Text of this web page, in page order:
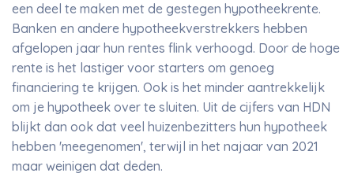
een deel te maken met de gestegen hypotheekrente.
Banken en andere hypotheekverstrekkers hebben
afgelopen jaar hun rentes flink verhoogd. Door de hoge
rente is het lastiger voor starters om genoeg
financiering te krijgen. Ook is het minder aantrekkelijk
om je hypotheek over te sluiten. Uit de cijfers van HDN
blijkt dan ook dat veel huizenbezitters hun hypotheek
hebben 'meegenomen', terwijl in het najaar van 2021
maar weinigen dat deden.